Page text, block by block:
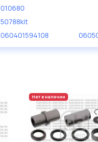
010680
50788kit
060401594108
Нет в наличии